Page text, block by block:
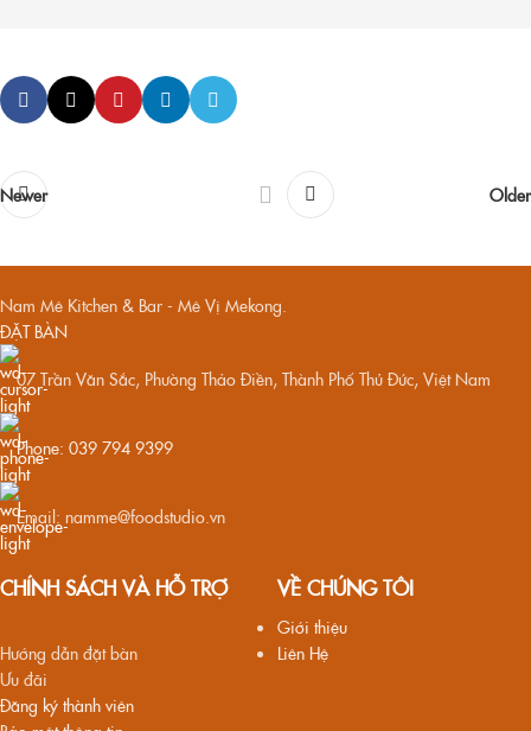
Newer Older
Nam Mê Kitchen & Bar - Mê Vị Mekong.
ĐẶT BÀN
07 Trần Văn Sắc, Phường Thảo Điền, Thành Phố Thủ Đức, Việt Nam
Phone: 039 794 9399
Email: namme@foodstudio.vn
CHÍNH SÁCH VÀ HỖ TRỢ
Hướng dẫn đặt bàn
Ưu đãi
Đăng ký thành viên
VỀ CHÚNG TÔI
Giới thiệu
Liên Hệ